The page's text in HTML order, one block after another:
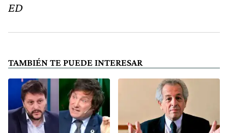
ED
TAMBIÉN TE PUEDE INTERESAR